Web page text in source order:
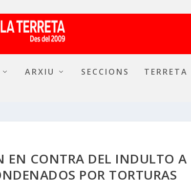
ARXIU SECCIONS TERRETA
EN CONTRA DEL INDULTO A
POR TORTURAS